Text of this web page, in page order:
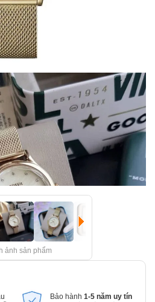
ảnh sản phẩm
Bảo hành 1-5 năm uy tín